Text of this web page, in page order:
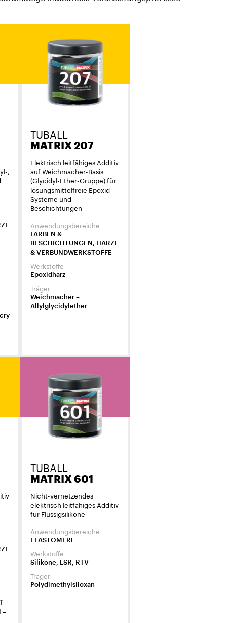
,
TUBALL
MATRIX 207
Elektrisch leitfähiges Additiv
auf Weichmacher-Basis
(Glycidyl-Ether-Gruppe) für
lösungsmittelfreie Epoxid-
Systeme und
Beschichtungen
Anwendungsbereiche
FARBEN &
BESCHICHTUNGEN, HARZE
& VERBUNDWERKSTOFFE
Werkstoffe
Epoxidharz
Träger
Weichmacher –
Allylglycidylether
–
TUBALL
MATRIX 601
Nicht-vernetzendes
elektrisch leitfähiges Additiv
für Flüssigsilikone
Anwendungsbereiche
ELASTOMERE
Werkstoffe
Silikone, LSR, RTV
Träger
Polydimethylsiloxan